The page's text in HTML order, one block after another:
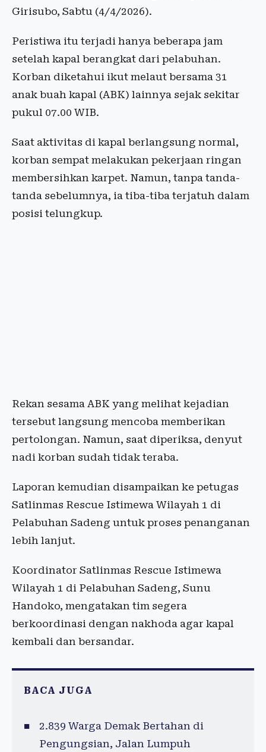
Girisubo, Sabtu (4/4/2026).
Peristiwa itu terjadi hanya beberapa jam
setelah kapal berangkat dari pelabuhan.
Korban diketahui ikut melaut bersama 31
anak buah kapal (ABK) lainnya sejak sekitar
pukul 07.00 WIB.
Saat aktivitas di kapal berlangsung normal,
korban sempat melakukan pekerjaan ringan
membersihkan karpet. Namun, tanpa tanda-
tanda sebelumnya, ia tiba-tiba terjatuh dalam
posisi telungkup.
Rekan sesama ABK yang melihat kejadian
tersebut langsung mencoba memberikan
pertolongan. Namun, saat diperiksa, denyut
nadi korban sudah tidak teraba.
Laporan kemudian disampaikan ke petugas
Satlinmas Rescue Istimewa Wilayah 1 di
Pelabuhan Sadeng untuk proses penanganan
lebih lanjut.
Koordinator Satlinmas Rescue Istimewa
Wilayah 1 di Pelabuhan Sadeng, Sunu
Handoko, mengatakan tim segera
berkoordinasi dengan nakhoda agar kapal
kembali dan bersandar.
BACA JUGA
2.839 Warga Demak Bertahan di
Pengungsian, Jalan Lumpuh